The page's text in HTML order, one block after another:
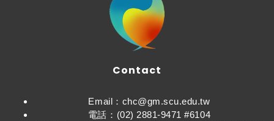
Contact
Email：chc@gm.scu.edu.tw
電話：(02) 2881-9471 #6104